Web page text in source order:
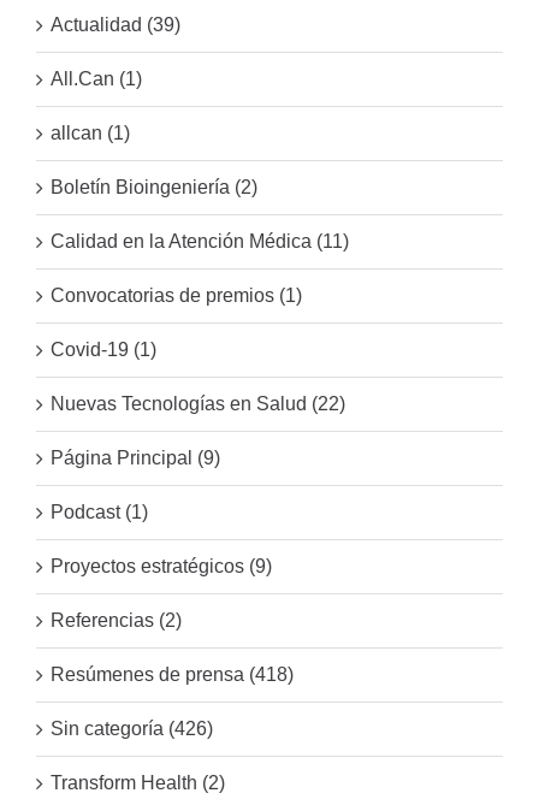
Actualidad (39)
All.Can (1)
allcan (1)
Boletín Bioingeniería (2)
Calidad en la Atención Médica (11)
Convocatorias de premios (1)
Covid-19 (1)
Nuevas Tecnologías en Salud (22)
Página Principal (9)
Podcast (1)
Proyectos estratégicos (9)
Referencias (2)
Resúmenes de prensa (418)
Sin categoría (426)
Transform Health (2)